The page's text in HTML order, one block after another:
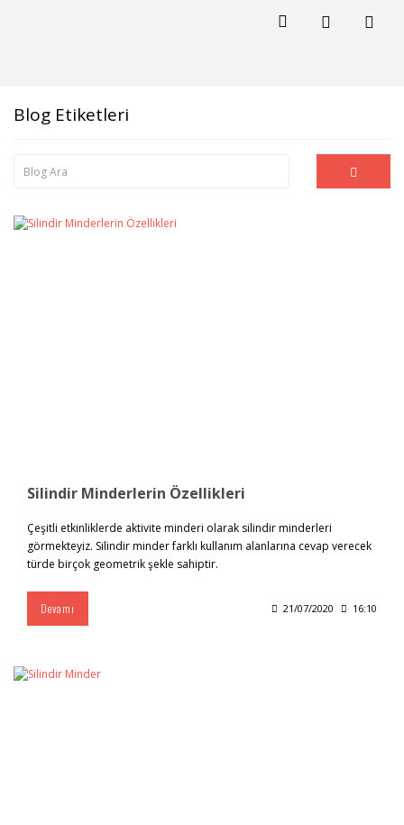
Blog Etiketleri
Silindir Minderlerin Özellikleri
Çeşitli etkinliklerde aktivite minderi olarak silindir minderleri
görmekteyiz. Silindir minder farklı kullanım alanlarına cevap verecek
türde birçok geometrik şekle sahiptir.
Devamı 21/07/2020 16:10